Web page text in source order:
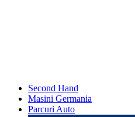
Second Hand
Masini Germania
Parcuri Auto